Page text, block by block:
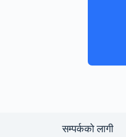
सम्पर्कको लागी